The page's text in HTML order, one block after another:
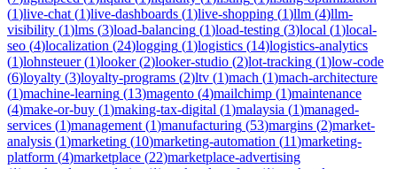
(1)live-chat (1)live-dashboards (1)live-shopping (1)llm (4)llm-
visibility (1)lms (3)load-balancing (1)load-testing (3)local (1)local-
seo (4)localization (24)logging (1)logistics (14)logistics-analytics
(1)lohnsteuer(1)looker(2)looker-studio (2)lot-tracking (1)low-code
(6)loyalty (3)loyalty-programs (2)ltv (1)mach (1)mach-architecture
(1)machine-learning (13)magento (4)mailchimp (1)maintenance
(4)make-or-buy (1)making-tax-digital (1)malaysia (1)managed-
services (1)management (1)manufacturing (53)margins (2)market-
analysis (1)marketing (10)marketing-automation (11)marketing-
platform (4)marketplace (22)marketplace-advertising